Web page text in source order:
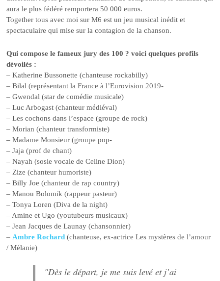
aura le plus fédéré remportera 50 000 euros.
Together tous avec moi sur M6 est un jeu musical inédit et
spectaculaire qui mise sur la contagion de la chanson.
Qui compose le fameux jury des 100 ? voici quelques profils
dévoilés :
– Katherine Bussonette (chanteuse rockabilly)
– Bilal (représentant la France à l’Eurovision 2019-
– Gwendal (star de comédie musicale)
– Luc Arbogast (chanteur médiéval)
– Les cochons dans l’espace (groupe de rock)
– Morian (chanteur transformiste)
– Madame Monsieur (groupe pop-
– Jaja (prof de chant)
– Nayah (sosie vocale de Celine Dion)
– Zize (chanteur humoriste)
– Billy Joe (chanteur de rap country)
– Manou Bolomik (rappeur pasteur)
– Tonya Loren (Diva de la night)
– Amine et Ugo (youtubeurs musicaux)
– Jean Jacques de Launay (chansonnier)
– Ambre Rochard(chanteuse, ex-actrice Les mystères de l’amour
/ Mélanie)
"Dès le départ, je me suis levé et j’ai